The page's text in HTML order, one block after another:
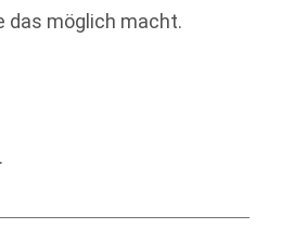
das möglich macht.
.